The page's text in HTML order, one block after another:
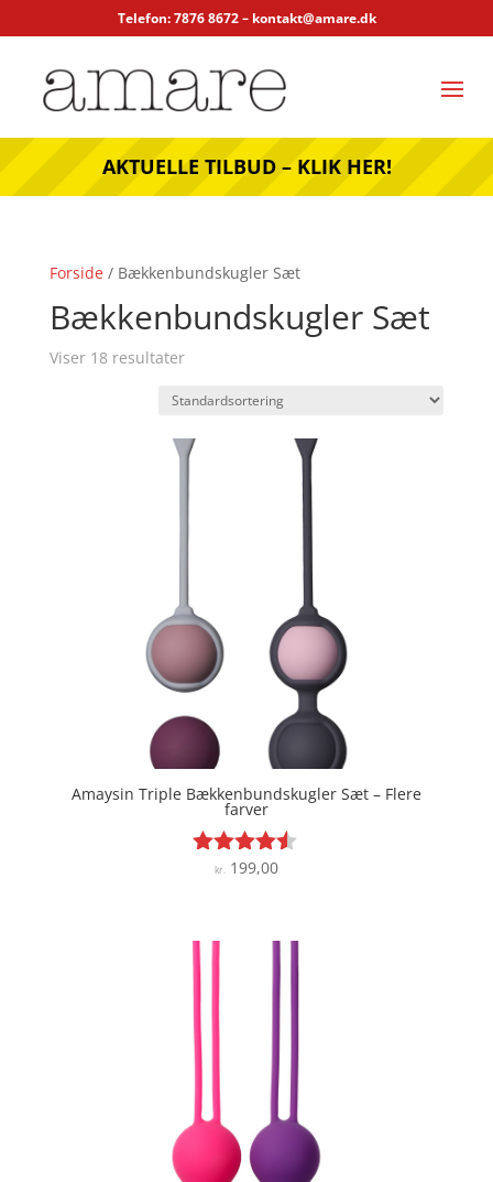
Telefon: 7876 8672 – kontakt@amare.dk
AKTUELLE TILBUD – KLIK HER!
Forside/ Bækkenbundskugler Sæt
Bækkenbundskugler Sæt
Viser 18 resultater
Amaysin Triple Bækkenbundskugler Sæt – Flere
farver
Vurderet
kr.199,00